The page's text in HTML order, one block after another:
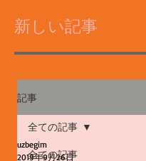
新しい記事
記事
全ての記事
全ての記事
uzbegim
2019年9月26日